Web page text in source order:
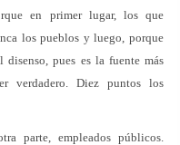
en primer lugar, los que
los pueblos y luego, porque
pues es la fuente más
verdadero. Diez puntos los
parte, empleados públicos.